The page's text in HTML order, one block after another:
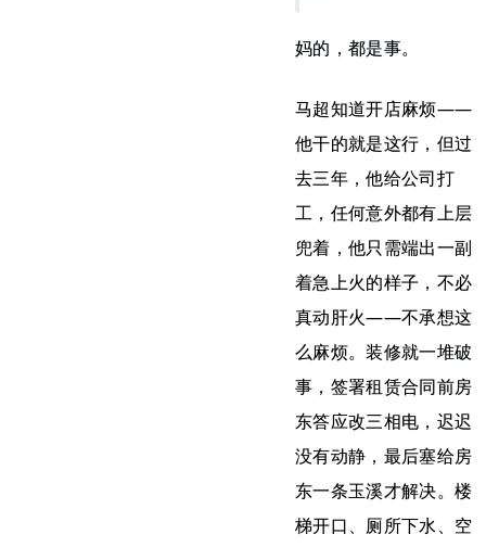
妈的，都是事。
马超知道开店麻烦——
他干的就是这行，但过
去三年，他给公司打
工，任何意外都有上层
兜着，他只需端出一副
着急上火的样子，不必
真动肝火——不承想这
么麻烦。装修就一堆破
事，签署租赁合同前房
东答应改三相电，迟迟
没有动静，最后塞给房
东一条玉溪才解决。楼
梯开口、厕所下水、空